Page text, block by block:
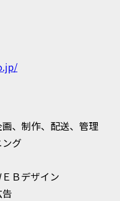
、制作、配送、管理
ング
Ｂデザイン